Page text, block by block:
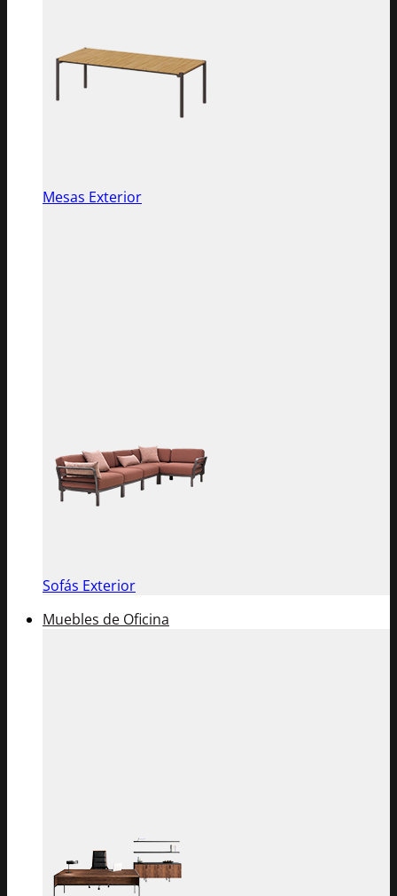
Mesas Exterior
Sofás Exterior
Muebles de Oficina